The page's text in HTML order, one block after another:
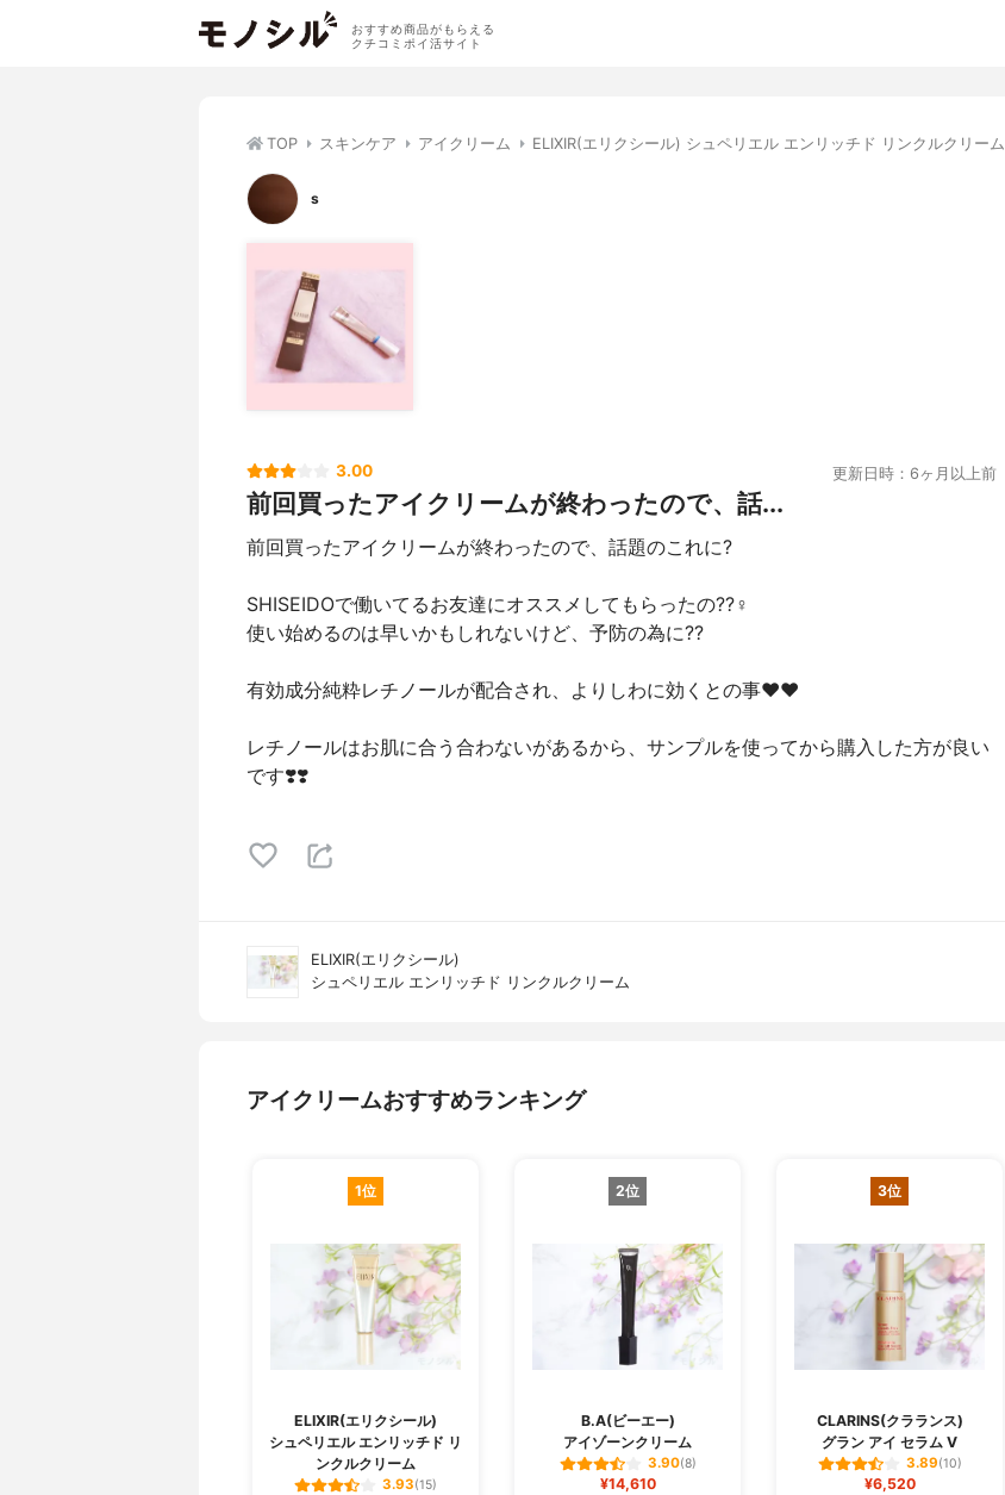
おすすめ商品がもらえる
クチコミポイ活サイト
TOP スキンケア アイクリーム ELIXIR(エリクシール) シュペリエル エンリッチド リンクルクリーム
s
3.00 更新日時：6ヶ月以上前
前回買ったアイクリームが終わったので、話...
前回買ったアイクリームが終わったので、話題のこれに?
SHISEIDOで働いてるお友達にオススメしてもらったの??‍♀️
使い始めるのは早いかもしれないけど、予防の為に??
有効成分純粋レチノールが配合され、よりしわに効くとの事❤️❤️
レチノールはお肌に合う合わないがあるから、サンプルを使ってから購入した方が良い
です❣️❣️
ELIXIR(エリクシール)
シュペリエル エンリッチド リンクルクリーム
アイクリームおすすめランキング
1位
ELIXIR(エリクシール)
シュペリエル エンリッチド リ
ンクルクリーム
3.93(15)
2位
B.A(ビーエー)
アイゾーンクリーム
3.90(8)
¥14,610
3位
CLARINS(クラランス)
グラン アイ セラム V
3.89(10)
¥6,520